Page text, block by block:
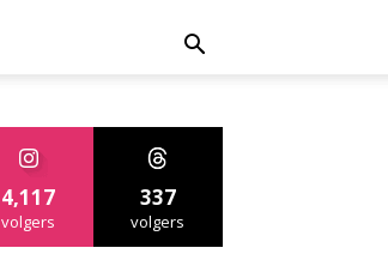
4,117
volgers
337
volgers